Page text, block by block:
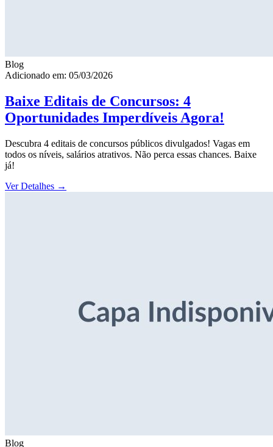
Blog
Adicionado em: 05/03/2026
Baixe Editais de Concursos: 4
Oportunidades Imperdíveis Agora!
Descubra 4 editais de concursos públicos divulgados! Vagas em
todos os níveis, salários atrativos. Não perca essas chances. Baixe
já!
Ver Detalhes →
Blog